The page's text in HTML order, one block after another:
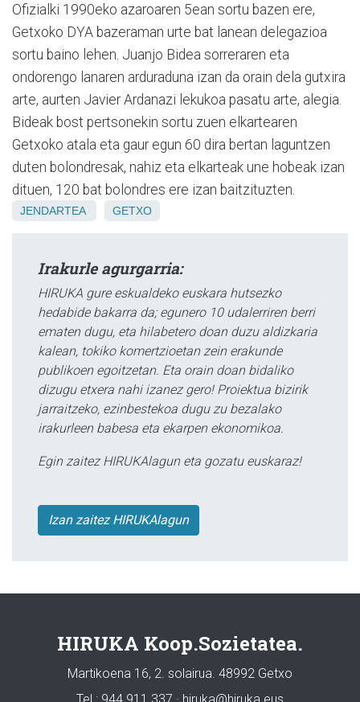
Ofizialki 1990eko azaroaren 5ean sortu bazen ere,
Getxoko DYA bazeraman urte bat lanean delegazioa
sortu baino lehen. Juanjo Bidea sorreraren eta
ondorengo lanaren arduraduna izan da orain dela gutxira
arte, aurten Javier Ardanazi lekukoa pasatu arte, alegia.
Bideak bost pertsonekin sortu zuen elkartearen
Getxoko atala eta gaur egun 60 dira bertan laguntzen
duten bolondresak, nahiz eta elkarteak une hobeak izan
dituen, 120 bat bolondres ere izan baitzituzten.
JENDARTEA GETXO
Irakurle agurgarria:
HIRUKA gure eskualdeko euskara hutsezko
hedabide bakarra da; egunero 10 udalerriren berri
ematen dugu, eta hilabetero doan duzu aldizkaria
kalean, tokiko komertzioetan zein erakunde
publikoen egoitzetan. Eta orain doan bidaliko
dizugu etxera nahi izanez gero! Proiektua bizirik
jarraitzeko, ezinbestekoa dugu zu bezalako
irakurleen babesa eta ekarpen ekonomikoa.
Egin zaitez HIRUKAlagun eta gozatu euskaraz!
Izan zaitez HIRUKAlagun
HIRUKA Koop.Sozietatea.
Martikoena 16, 2. solairua. 48992 Getxo